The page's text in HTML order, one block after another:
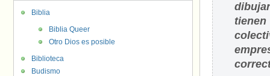
Biblia
Biblia Queer
Otro Dios es posible
Biblioteca
Budismo